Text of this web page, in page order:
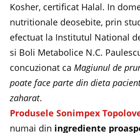
Kosher, certificat Halal. In
nutritionale deosebite, prin
efectuat la Institutul National
si Boli Metabolice N.C.
concuzionat ca Magiunul de
poate face parte din dieta
zaharat.
Produsele Sonimpex
numai din ingrediente